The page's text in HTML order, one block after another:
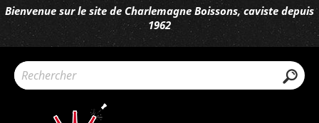
Bienvenue sur le site de Charlemagne Boissons, caviste depuis
1962